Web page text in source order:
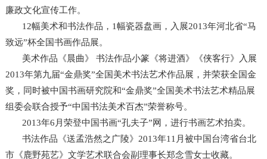
廉政文化宣传工作。
12幅美术和书法作品，1幅瓷器盘画，入展2013年河北省“马
致远”杯全国书画作品展。
美术作品《晨曲》 书法作品小篆《将进酒》《侠客行》入展
2013年第九届“金鼎奖”全国美术书法艺术作品展，并荣获全国金
奖，同时被中国书画研究院和“金鼎奖”全国美术书法艺术精品展
组委会联合授予“中国书法美术百杰”荣誉称号。
2013年6月荣登中国书画“孔夫子”网，进行书画艺术拍卖。
书法作品《送孟浩然之广陵》2013年11月被中国台湾省台北
市《鹿野苑艺》文学艺术联合会副理事长郑念雪女士收藏。